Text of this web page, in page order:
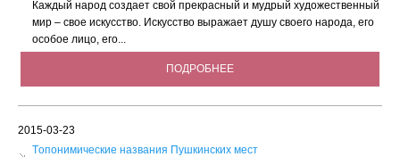
Каждый народ создает свой прекрасный и мудрый художественный
мир – свое искусство. Искусство выражает душу своего народа, его
особое лицо, его...
ПОДРОБНЕЕ
2015-03-23
Tопонимические названия Пушкинских мест